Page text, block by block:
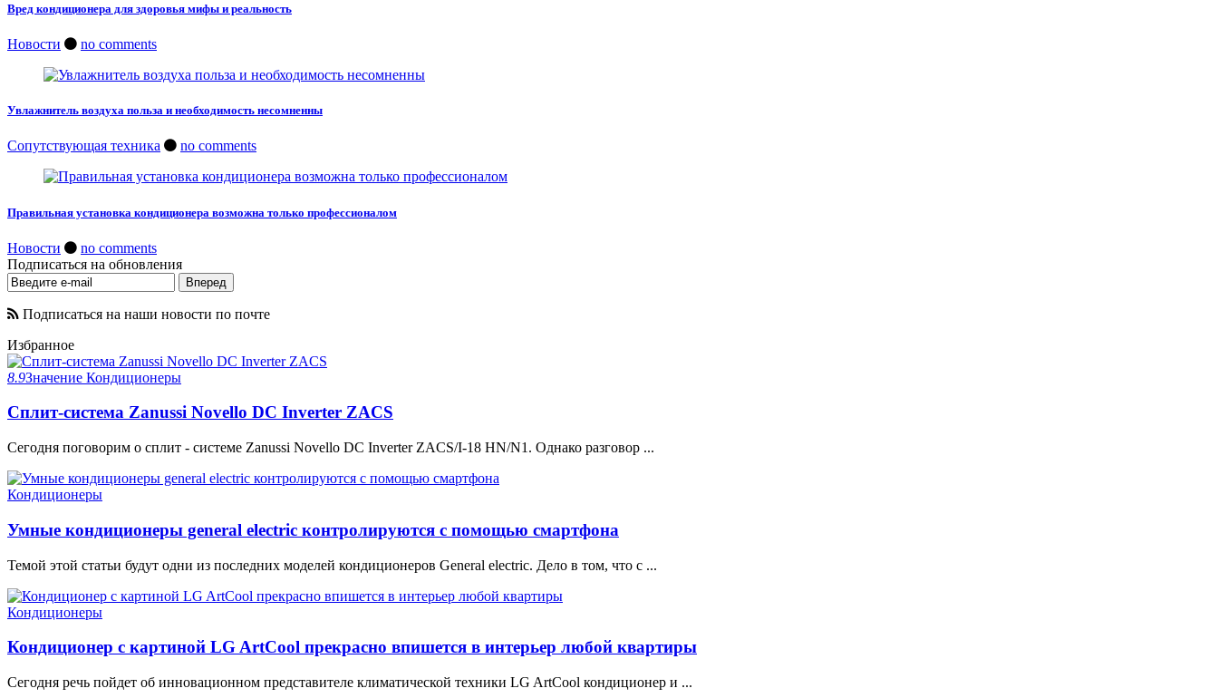
Вред кондиционера для здоровья мифы и реальность
Новости no comments
Увлажнитель воздуха польза и необходимость несомненны
Сопутствующая техника no comments
Правильная установка кондиционера возможна только профессионалом
Новости
no comments
Подписаться на обновления
Подписаться на наши новости по почте
Избранное
8.9Значение Кондиционеры
Сплит-система Zanussi Novello DC Inverter ZACS
Сегодня поговорим о сплит - системе Zanussi Novello DC Inverter ZACS/I-18 HN/N1. Однако разговор ...
Кондиционеры
Умные кондиционеры general electric контролируются с помощью смартфона
Темой этой статьи будут одни из последних моделей кондиционеров General electric. Дело в том, что с ...
Кондиционеры
Кондиционер с картиной LG ArtCool прекрасно впишется в интерьер любой квартиры
Сегодня речь пойдет об инновационном представителе климатической техники LG ArtCool кондиционер и ...